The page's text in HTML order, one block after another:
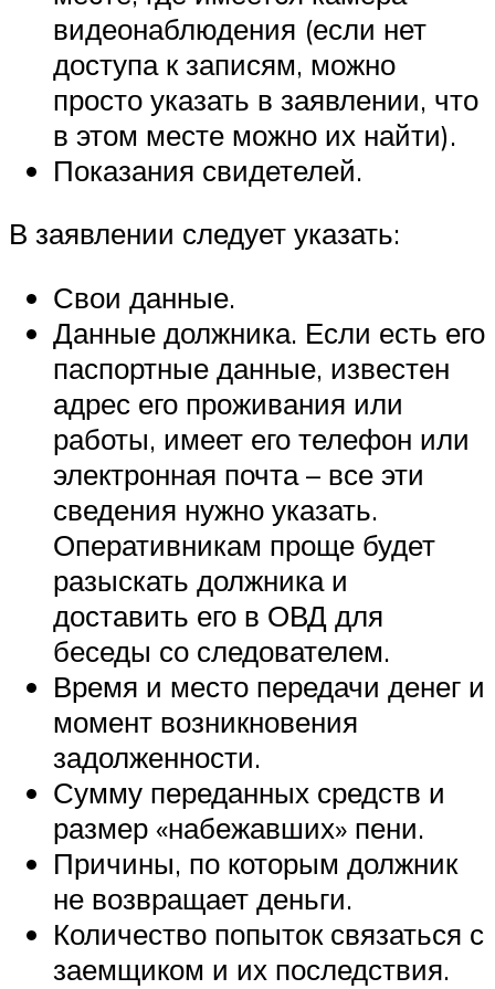
видеонаблюдения (если нет
доступа к записям, можно
просто указать в заявлении, что
в этом месте можно их найти).
Показания свидетелей.
В заявлении следует указать:
Свои данные.
Данные должника. Если есть его
паспортные данные, известен
адрес его проживания или
работы, имеет его телефон или
электронная почта – все эти
сведения нужно указать.
Оперативникам проще будет
разыскать должника и
доставить его в ОВД для
беседы со следователем.
Время и место передачи денег и
момент возникновения
задолженности.
Сумму переданных средств и
размер «набежавших» пени.
Причины, по которым должник
не возвращает деньги.
Количество попыток связаться с
заемщиком и их последствия.